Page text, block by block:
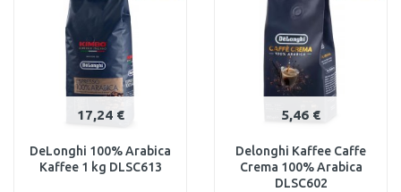
17,24 €
DeLonghi 100% Arabica
Kaffee 1 kg DLSC613
5,46 €
Delonghi Kaffee Caffe
Crema 100% Arabica
DLSC602